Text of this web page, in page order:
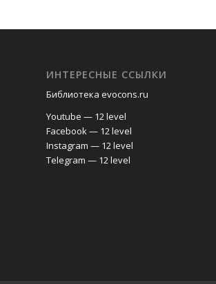
ИНТЕРЕСНЫЕ ССЫЛКИ
Библиотека evocons.ru
Youtube — 12 level
Facebook — 12 level
Instagram — 12 level
Telegram — 12 level